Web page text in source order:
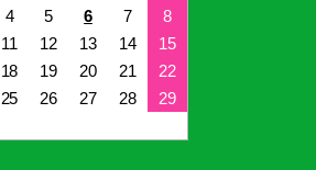
4 5 6 7
8
11 12 13 14
15
18 19 20 21
22
25 26 27 28
29